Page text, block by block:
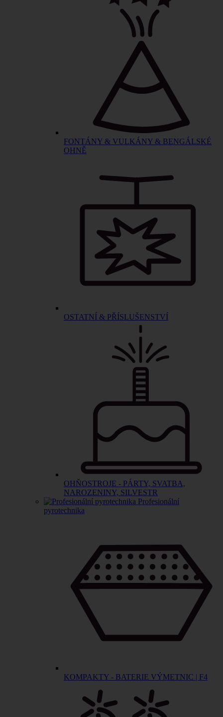
FONTÁNY & VULKÁNY & BENGÁLSKÉ
OHNĚ
OSTATNÍ & PŘÍSLUŠENSTVÍ
OHŇOSTROJE - PÁRTY, SVATBA,
NAROZENINY, SILVESTR
Profesionální
pyrotechnika
KOMPAKTY - BATERIE VÝMETNIC | F4